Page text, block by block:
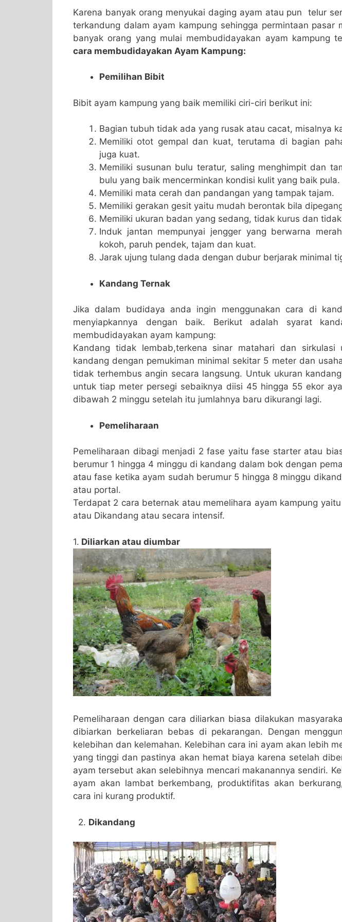
Karena banyak orang menyukai daging ayam atau pun telur
terkandung dalam ayam kampung sehingga permintaan pasar
banyak orang yang mulai membudidayakan ayam kampung
cara membudidayakan Ayam Kampung:
Pemilihan Bibit
Bibit ayam kampung yang baik memiliki ciri-ciri berikut ini:
Bagian tubuh tidak ada yang rusak atau cacat, misalnya
Memiliki otot gempal dan kuat, terutama di bagian
juga kuat.
Memiliki susunan bulu teratur, saling menghimpit dan
bulu yang baik mencerminkan kondisi kulit yang baik pula.
Memiliki mata cerah dan pandangan yang tampak tajam.
Memiliki gerakan gesit yaitu mudah berontak bila
Memiliki ukuran badan yang sedang, tidak kurus dan
Induk jantan mempunyai jengger yang berwarna
kokoh, paruh pendek, tajam dan kuat.
Jarak ujung tulang dada dengan dubur berjarak minimal
Kandang Ternak
Jika dalam budidaya anda ingin menggunakan cara di
menyiapkannya dengan baik. Berikut adalah syarat
membudidayakan ayam kampung:
Kandang tidak lembab,terkena sinar matahari dan sirkulasi
kandang dengan pemukiman minimal sekitar 5 meter dan
tidak terhembus angin secara langsung. Untuk ukuran
untuk tiap meter persegi sebaiknya diisi 45 hingga 55 ekor
dibawah 2 minggu setelah itu jumlahnya baru dikurangi lagi.
Pemeliharaan
Pemeliharaan dibagi menjadi 2 fase yaitu fase starter atau
berumur 1 hingga 4 minggu di kandang dalam bok dengan
atau fase ketika ayam sudah berumur 5 hingga 8 minggu
atau portal.
Terdapat 2 cara beternak atau memelihara ayam kampung
atau Dikandang atau secara intensif.
1. Diliarkan atau diumbar
Pemeliharaan dengan cara diliarkan biasa dilakukan
dibiarkan berkeliaran bebas di pekarangan. Dengan
kelebihan dan kelemahan. Kelebihan cara ini ayam akan lebih
yang tinggi dan pastinya akan hemat biaya karena setelah
ayam tersebut akan selebihnya mencari makanannya sendiri.
ayam akan lambat berkembang, produktifitas akan
cara ini kurang produktif.
2. Dikandang